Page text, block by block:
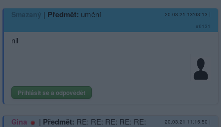
Smazaný | Předmět: umění 20.03.21 13:03:13 |
#6131
nil
Přihlásit se a odpovědět
Gina | Předmět: RE: RE: RE: RE: RE:
20.03.21 11:15:50 |